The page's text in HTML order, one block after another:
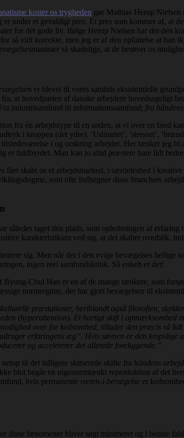
koster os trygheden gør Mathias Herup Nielsen
er under et gevaldigt pres. Et pres som kommer af, at
for det gode liv. Ifølge Herup Nielsen har det den
så vidt korrekte, men jeg er af den opfattelse at
mantraer så skadelige, at de berøver os
er blevet til vores samtids eksistentielle
at hovedparten af danske arbejdere hovedsageligt
industrisamfund til informationssamfund; fra
fra én arbejdstype til en anden, at vi over en bred
i kroppen (det ydre). ’Udmattet’, ’stresset’,
tilstedeværelse i og omkring arbejdet. Her tænker jeg
er fuldbyrdet. Man kan jo altid præstere bare lidt
fået skabt os et arbejdsmarked, i særdeleshed i
som ofte indhegner disse branchers
således taget den plads, som ophobningen af
karakteristikum ved sig, at det skaber overblik,
sig. Men når der i den evige bevægelses
ingen reel samfundskritik. Så enkelt er det!
Byung-Chul Han er en af de mange tænkere, som
normregime, der har gjort bevægelsen til
kulturelle præstationer, heriblandt også filosofien,
(hyperattention). Et hurtigt skift i opmærksomhed
over for kedsomhed, tillader den præcis så
erfaringens æg”. Hvis søvnen er den kropslige
og accelererer det allerede foreliggende.”
til det tidligere skitserede skifte fra håndens
blot begår en uigennemtænkt reproduktion af det
hvis permanente væren-i-bevægelse er
disse fænomener bliver søgt minimeret og i bedste